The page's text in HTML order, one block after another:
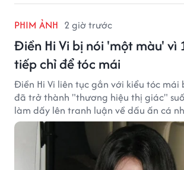
PHIM ẢNH 2 giờ trước
Điền Hi Vi bị nói 'một màu' vì
tiếp chỉ để tóc mái
Điền Hi Vi liên tục gắn với kiểu tóc
đã trở thành "thương hiệu thị giác"
làm dấy lên tranh luận về dấu ấn cá
năng biến hóa trên màn ảnh.